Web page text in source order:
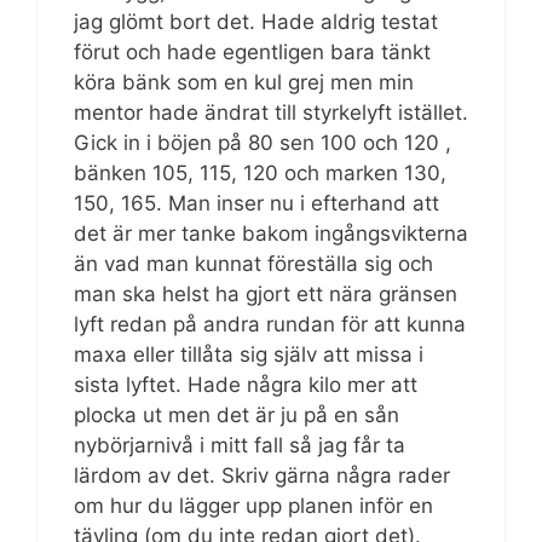
jag glömt bort det. Hade aldrig testat
förut och hade egentligen bara tänkt
köra bänk som en kul grej men min
mentor hade ändrat till styrkelyft istället.
Gick in i böjen på 80 sen 100 och 120 ,
bänken 105, 115, 120 och marken 130,
150, 165. Man inser nu i efterhand att
det är mer tanke bakom ingångsvikterna
än vad man kunnat föreställa sig och
man ska helst ha gjort ett nära gränsen
lyft redan på andra rundan för att kunna
maxa eller tillåta sig själv att missa i
sista lyftet. Hade några kilo mer att
plocka ut men det är ju på en sån
nybörjarnivå i mitt fall så jag får ta
lärdom av det. Skriv gärna några rader
om hur du lägger upp planen inför en
tävling (om du inte redan gjort det).